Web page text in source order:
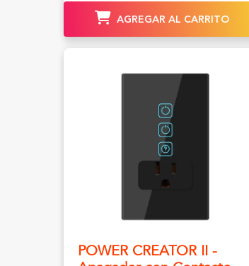
AGREGAR AL CARRITO
POWER CREATOR II -